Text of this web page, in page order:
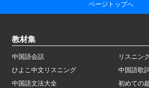
ページトップへ
教材集
中国語会話
リスニン
ひよこ中文リスニング
中国語歌詞
中国語文法大全
初めての